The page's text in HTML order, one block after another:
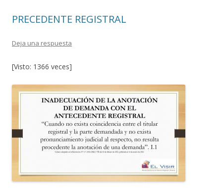
k r
PRECEDENTE REGISTRAL
Deja una respuesta
[Visto: 1366 veces]